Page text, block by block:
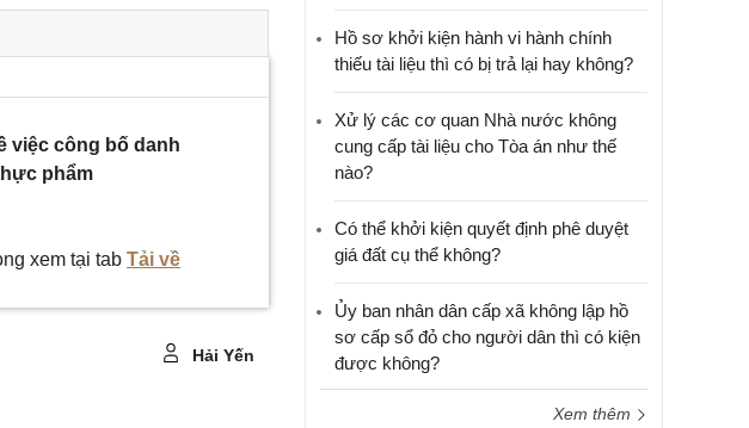
việc công bố danh
phẩm
xem tại tab Tải về
Hải Yến
Hồ sơ khởi kiện hành vi hành chính
thiếu tài liệu thì có bị trả lại hay không?
Xử lý các cơ quan Nhà nước không
cung cấp tài liệu cho Tòa án như thế
nào?
Có thể khởi kiện quyết định phê duyệt
giá đất cụ thể không?
Ủy ban nhân dân cấp xã không lập hồ
sơ cấp sổ đỏ cho người dân thì có kiện
được không?
Xem thêm